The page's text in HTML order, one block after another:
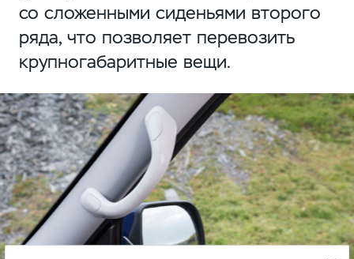
со сложенными сиденьями второго
ряда, что позволяет перевозить
крупногабаритные вещи.